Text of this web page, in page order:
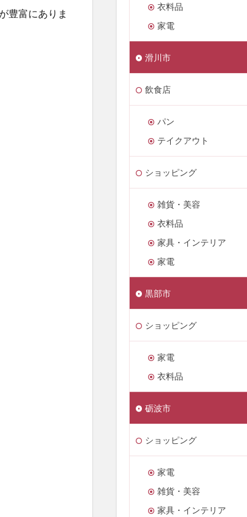
豊富にありま
衣料品
家電
滑川市
飲食店
パン
テイクアウト
ショッピング
雑貨・美容
衣料品
家具・インテリア
家電
黒部市
ショッピング
家電
衣料品
砺波市
ショッピング
家電
雑貨・美容
家具・インテリア